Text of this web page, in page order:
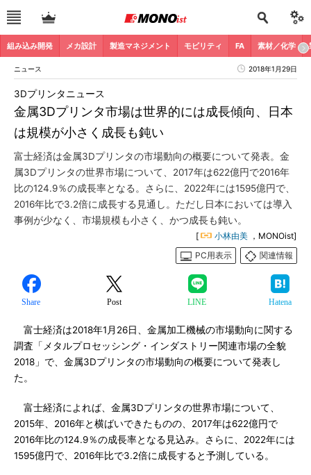
組み込み開発 メカ設計 製造マネジメント モビリティ FA 素材／化学
ニュース 2018年1月29日
金属3Dプリンタ市場は世界的には成長傾向、日本
は規模が小さく成長も鈍い
3Dプリンタニュース
富士経済は金属3Dプリンタの市場動向の概要について発表。金
属3Dプリンタの世界市場について、2017年は622億円で2016年
比の124.9％の成長率となる。さらに、2022年には1595億円で、
2016年比で3.2倍に成長する見通し。ただし日本においては導入
事例が少なく、市場規模も小さく、かつ成長も鈍い。
[ 小林由美 ，MONOist]
PC用表示
関連情報
Share Post LINE Hatena
富士経済は2018年1月26日、金属加工機械の市場動向に関する
調査「メタルプロセッシング・インダストリー関連市場の全貌
2018」で、金属3Dプリンタの市場動向の概要について発表し
た。
富士経済によれば、金属3Dプリンタの世界市場について、
2015年、2016年と横ばいできたものの、2017年は622億円で
2016年比の124.9％の成長率となる見込み。さらに、2022年には
1595億円で、2016年比で3.2倍に成長すると予測している。